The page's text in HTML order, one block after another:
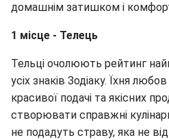
домашнім затишком і
1 місце - Телець
Тельці очолюють рейтинг
усіх знаків Зодіаку. Їхня
красивої подачі та якісних
створювати справжні
не подадуть страву, яка не